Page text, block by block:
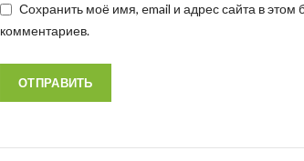
Сохранить моё имя, email и адрес сайта в
комментариев.